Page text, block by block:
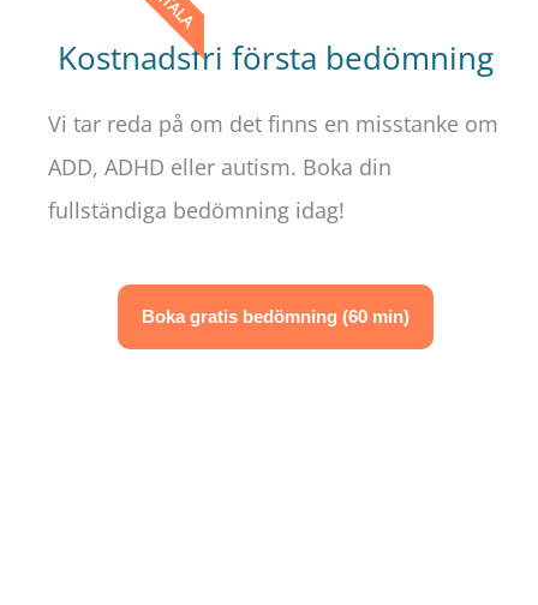
Kostnadsfri första bedömning​
Vi tar reda på om det finns en misstanke om
ADD, ADHD eller autism. Boka din
fullständiga bedömning idag!
Boka gratis bedömning (60 min)